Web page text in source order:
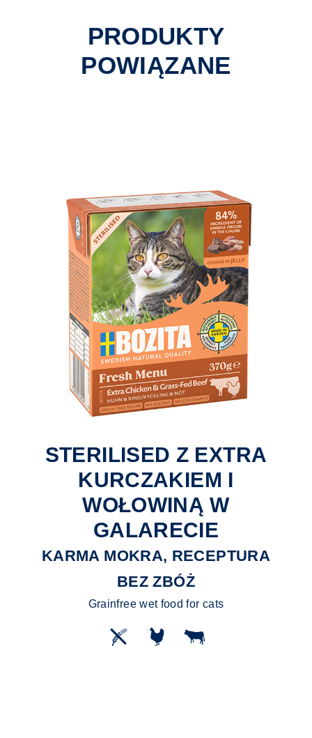
PRODUKTY
POWIĄZANE
STERILISED Z EXTRA
KURCZAKIEM I
WOŁOWINĄ W
GALARECIE
KARMA MOKRA, RECEPTURA
BEZ ZBÓŻ
Grainfree wet food for cats